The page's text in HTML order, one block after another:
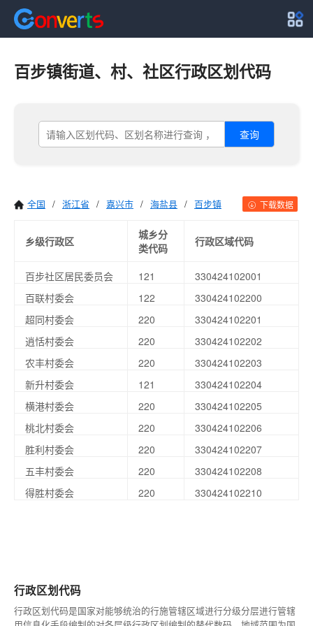
百步镇街道、村、社区行政区划代码
查询
全国 / 浙江省 / 嘉兴市 / 海盐县 / 百步镇 下载数据
乡级行政区
城乡分
类代码
行政区域代码
百步社区居民委员会 121
330424102001
百联村委会
122
330424102200
超同村委会
220
330424102201
逍恬村委会
220
330424102202
农丰村委会
220
330424102203
新升村委会
121
330424102204
横港村委会
220
330424102205
桃北村委会
220
330424102206
胜利村委会
220
330424102207
五丰村委会
220
330424102208
得胜村委会
220 330424102210
行政区划代码
行政区划代码是国家对能够统治的行施管辖区域进行分级分层进行管辖